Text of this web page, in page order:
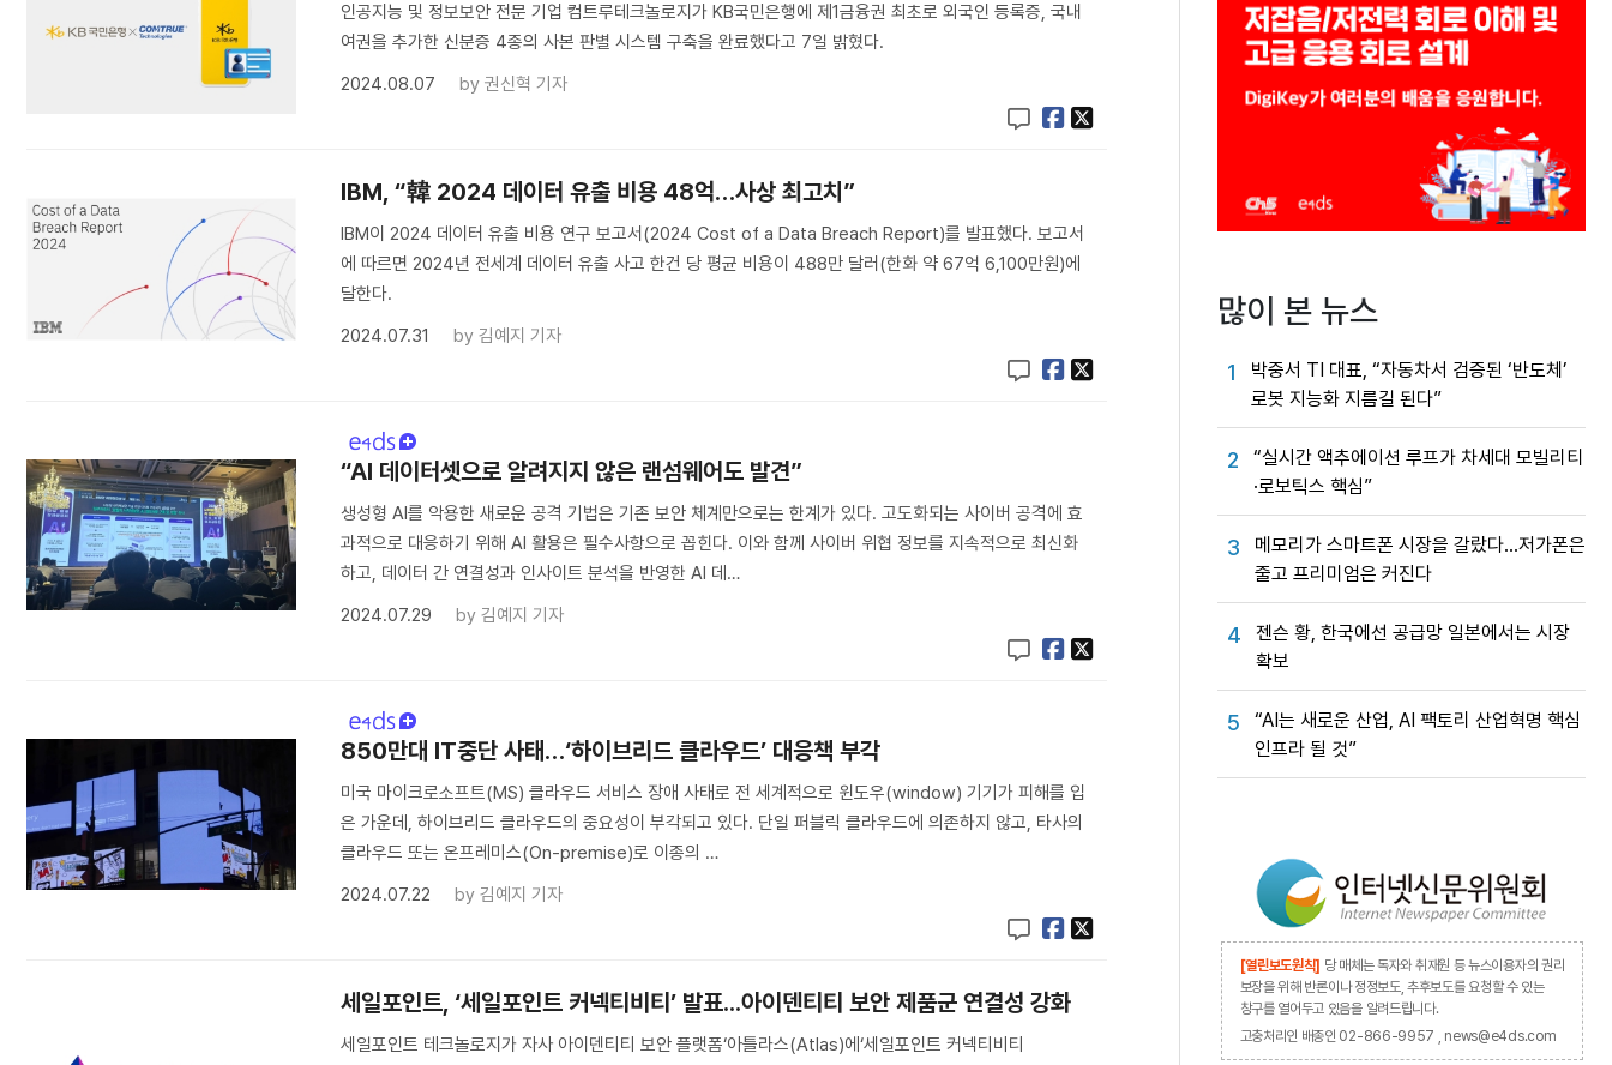
인공지능 및 정보보안 전문 기업 컴트루테크놀로지가 KB국민은행에 제1금융권 최초로 외국인 등록증, 국내
여권을 추가한 신분증 4종의 사본 판별 시스템 구축을 완료했다고 7일 밝혔다.
2024.08.07
by권신혁 기자
IBM, “韓 2024 데이터 유출 비용 48억…사상 최고치”
IBM이 2024 데이터 유출 비용 연구 보고서(2024 Cost of a Data Breach Report)를 발표했다. 보고서
에 따르면 2024년 전세계 데이터 유출 사고 한건 당 평균 비용이 488만 달러(한화 약 67억 6,100만원)에
달한다.
2024.07.31
by김예지 기자
“AI 데이터셋으로 알려지지 않은 랜섬웨어도 발견”
생성형 AI를 악용한 새로운 공격 기법은 기존 보안 체계만으로는 한계가 있다. 고도화되는 사이버 공격에 효
과적으로 대응하기 위해 AI 활용은 필수사항으로 꼽힌다. 이와 함께 사이버 위협 정보를 지속적으로 최신화
하고, 데이터 간 연결성과 인사이트 분석을 반영한 AI 데…
2024.07.29
by김예지 기자
850만대 IT중단 사태…‘하이브리드 클라우드’ 대응책 부각
미국 마이크로소프트(MS) 클라우드 서비스 장애 사태로 전 세계적으로 윈도우(window) 기기가 피해를 입
은 가운데, 하이브리드 클라우드의 중요성이 부각되고 있다. 단일 퍼블릭 클라우드에 의존하지 않고, 타사의
클라우드 또는 온프레미스(On-premise)로 이종의 …
2024.07.22
by김예지 기자
세일포인트, ‘세일포인트 커넥티비티’ 발표...아이덴티티 보안 제품군 연결성 강화
세일포인트 테크놀로지가 자사 아이덴티티 보안 플랫폼‘아틀라스(Atlas)에‘세일포인트 커넥티비티
많이 본 뉴스
1
박중서 TI 대표, “자동차서 검증된 ‘반도체’
로봇 지능화 지름길 된다”
2
“실시간 액추에이션 루프가 차세대 모빌리티
·로보틱스 핵심”
3
메모리가 스마트폰 시장을 갈랐다…저가폰은
줄고 프리미엄은 커진다
4
젠슨 황, 한국에선 공급망 일본에서는 시장
확보
5
“AI는 새로운 산업, AI 팩토리 산업혁명 핵심
인프라 될 것”
[열린보도원칙] 당 매체는 독자와 취재원 등 뉴스이용자의 권리
보장을 위해 반론이나 정정보도, 추후보도를 요청할 수 있는
창구를 열어두고 있음을 알려드립니다.
고충처리인 배종인 02-866-9957 , news@e4ds.com